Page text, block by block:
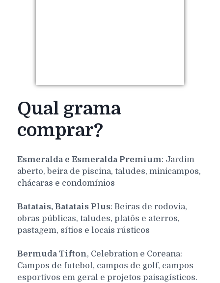
Qual grama
comprar?
Esmeralda e Esmeralda Premium: Jardim
aberto, beira de piscina, taludes, minicampos,
chácaras e condomínios
Batatais, Batatais Plus: Beiras de rodovia,
obras públicas, taludes, platôs e aterros,
pastagem, sítios e locais rústicos
Bermuda Tifton, Celebration e Coreana:
Campos de futebol, campos de golf, campos
esportivos em geral e projetos paisagísticos.